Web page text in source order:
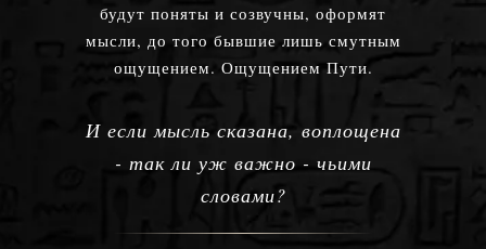
будут поняты и созвучны, оформят
мысли, до того бывшие лишь смутным
ощущением. Ощущением Пути.
И если мысль сказана, воплощена
- так ли уж важно - чьими
словами?